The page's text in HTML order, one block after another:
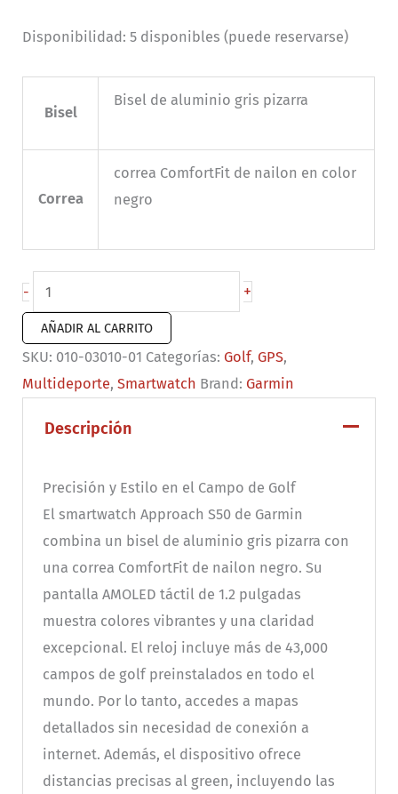
Disponibilidad: 5 disponibles (puede reservarse)
Bisel
Bisel de aluminio gris pizarra
Correa
correa ComfortFit de nailon en color
negro
-
Garmin
Approach
S50
cantidad
+
AÑADIR AL CARRITO
SKU: 010-03010-01 Categorías: Golf, GPS,
Multideporte,Smartwatch Brand: Garmin
Descripción
Precisión y Estilo en el Campo de Golf
El smartwatch Approach S50 de Garmin
combina un bisel de aluminio gris pizarra con
una correa ComfortFit de nailon negro. Su
pantalla AMOLED táctil de 1.2 pulgadas
muestra colores vibrantes y una claridad
excepcional. El reloj incluye más de 43,000
campos de golf preinstalados en todo el
mundo. Por lo tanto, accedes a mapas
detallados sin necesidad de conexión a
internet. Además, el dispositivo ofrece
distancias precisas al green, incluyendo las